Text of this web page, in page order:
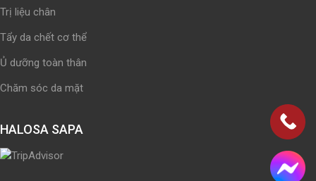
Trị liệu chân
Tẩy da chết cơ thể
Ủ dưỡng toàn thân
Chăm sóc da mặt
HALOSA SAPA